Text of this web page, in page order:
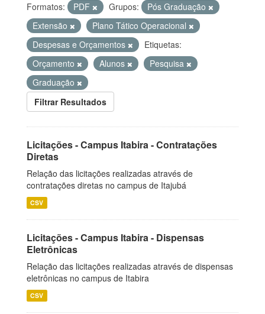
Formatos:
PDF Grupos:
Pós Graduação
Extensão
Plano Tático Operacional
Despesas e Orçamentos
Etiquetas:
Orçamento
Alunos
Pesquisa
Graduação
Filtrar Resultados
Licitações - Campus Itabira - Contratações
Diretas
Relação das licitações realizadas através de
contratações diretas no campus de Itajubá
CSV
Licitações - Campus Itabira - Dispensas
Eletrônicas
Relação das licitações realizadas através de dispensas
eletrônicas no campus de Itabira
CSV